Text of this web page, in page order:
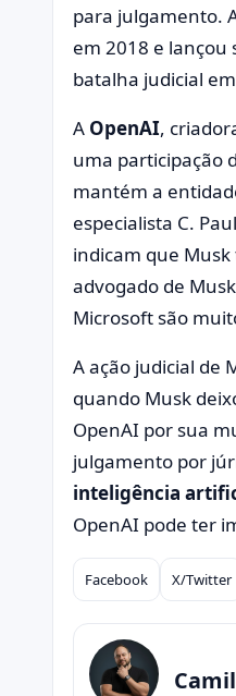
para julgamento.
em 2018 e
batalha judicial
A OpenAI,
uma participação
mantém a
especialista C.
indicam que
advogado de
Microsoft são
A ação judicial de
quando Musk
OpenAI por sua
julgamento por
inteligência
OpenAI pode ter
Compartilhar
Facebook X/Twitter